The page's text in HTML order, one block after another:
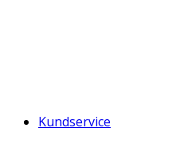
Kundservice